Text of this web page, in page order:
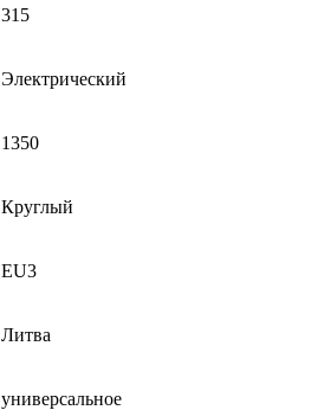
315
Электрический
1350
Круглый
EU3
Литва
универсальное